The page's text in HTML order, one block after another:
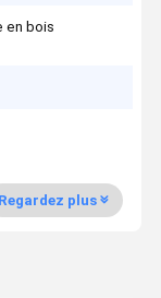
en bois
Regardez plus